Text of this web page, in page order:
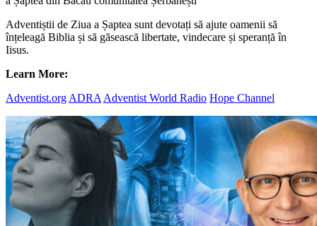
Adventiștii de Ziua a Șaptea sunt devotați să ajute oamenii să
înțeleagă Biblia și să găsească libertate, vindecare și speranță în
Iisus.
Learn More:
Adventist.org ADRA Adventist World Radio Hope Channel